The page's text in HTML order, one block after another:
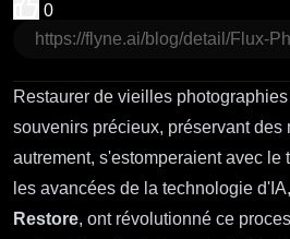
0
Restaurer de vieilles
souvenirs précieux, préservant des
autrement, s'estomperaient avec le
les avancées de la technologie
Restore, ont révolutionné ce